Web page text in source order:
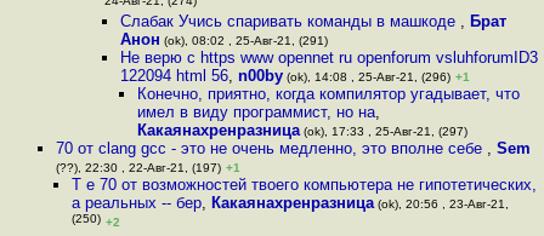
Слабак Учись спаривать команды в машкоде , Брат
Анон (ok), 08:02 , 25-Авг-21, (291)
Не верю с https www opennet ru openforum vsluhforumID3
122094 html 56,n00by (ok), 14:08 , 25-Авг-21, (296) +1
Конечно, приятно, когда компилятор угадывает, что
имел в виду программист, но на,
Какаянахренразница(ok), 17:33 , 25-Авг-21, (297)
70 от clang gcc - это не очень медленно, это вполне себе , Sem
(??), 22:30 , 22-Авг-21, (197) +1
Т е 70 от возможностей твоего компьютера не гипотетических,
а реальных -- бер, Какаянахренразница (ok), 20:56 , 23-Авг-21,
(250) +2